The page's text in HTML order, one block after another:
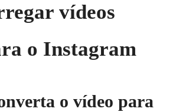
vídeos
o Instagram
o vídeo para